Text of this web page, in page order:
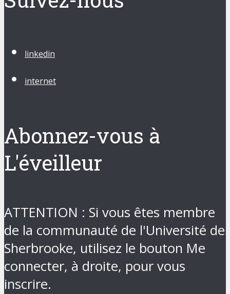
linkedin
internet
Abonnez-vous à
L'éveilleur
ATTENTION : Si vous êtes membre
de la communauté de l'Université de
Sherbrooke, utilisez le bouton Me
connecter, à droite, pour vous
inscrire.